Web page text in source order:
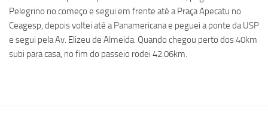
Pelegrino no começo e segui em frente até a Praça Apecatu no
Ceagesp, depois voltei até a Panamericana e peguei a ponte da USP
e segui pela Av. Elizeu de Almeida. Quando chegou perto dos 40km
subi para casa, no fim do passeio rodei 42.06km.